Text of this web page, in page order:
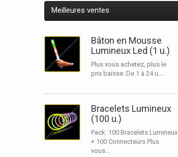
Meilleures ventes
Bâton en Mousse
Lumineux Led (1 u.)
Plus vous achetez, plus le
prix baisse: De 1 à 24 u....
Bracelets Lumineux
(100 u.)
Pack: 100 Bracelets Lumineux
+ 100 Connecteurs Plus
vous...